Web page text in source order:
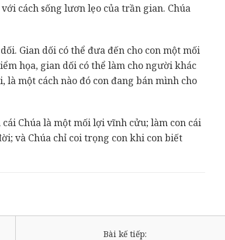
cách sống lươn lẹo của trần gian. Chúa
Gian dối có thể đưa đến cho con một mối
họa, gian dối có thể làm cho người khác
là một cách nào đó con đang bán mình cho
Chúa là một mối lợi vĩnh cửu; làm con cái
và Chúa chỉ coi trọng con khi con biết
Bài kế tiếp: